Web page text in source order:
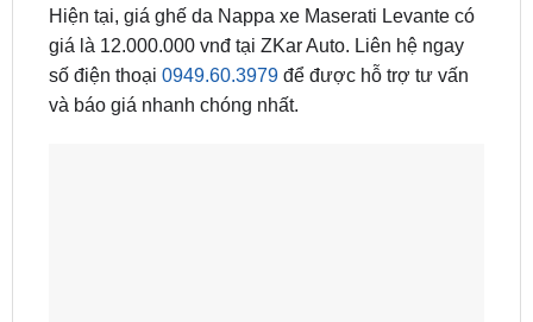
Hiện tại, giá ghế da Nappa xe Maserati Levante có
giá là 12.000.000 vnđ tại ZKar Auto. Liên hệ ngay
số điện thoại 0949.60.3979để được hỗ trợ tư vấn
và báo giá nhanh chóng nhất.